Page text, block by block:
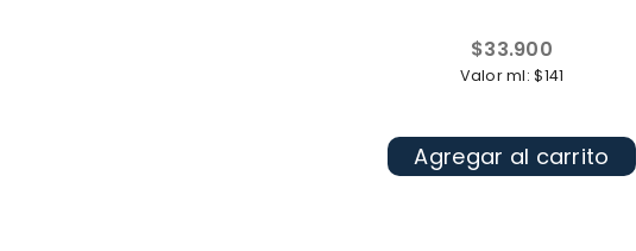
Precio
habitual
$33.900
Valor ml: $141
Agregar al carrito